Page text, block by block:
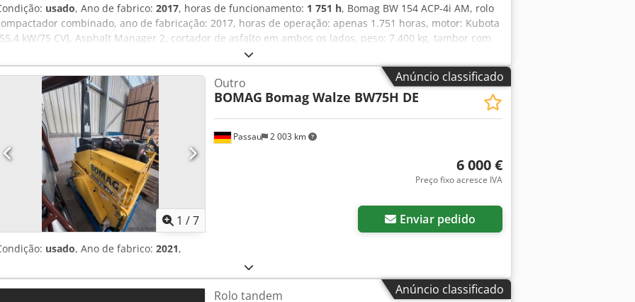
usado, Ano de fabrico: 2017, horas de funcionamento: 1 751 h, Bomag BW 154 ACP-4i AM, rolo
combinado, ano de fabricação: 2017, horas de operação: apenas 1.751 horas, motor: Kubota
kW/75 CV], Asphalt Manager 2, cortador de asfalto em ambos os lados, peso: 7.400 kg, tambor com
revestimento liso, em bom estado, pronto para uso imediato. Se desejar, apresentamos uma proposta de
ou financiamento. O Sr. Mihm (tel. ) terá todo o prazer em ajudá-lo. Para mais informações,
consulte o nosso site. Salvo erro e omissão, bem como venda prévia! Dsdjzq Tztepfx Am Aock Aluguer
possível. = Mais informações = Contacte Tobias Ebert para obter mais informações.
Anúncio classificado
1 /7
Passau 2 003 km
Outro
BOMAG Bomag Walze BW75H DE
6 000 €
Preço fixo acresce IVA
Enviar pedido
usado, Ano de fabrico: 2021,
Anúncio classificado
Rolo tandem